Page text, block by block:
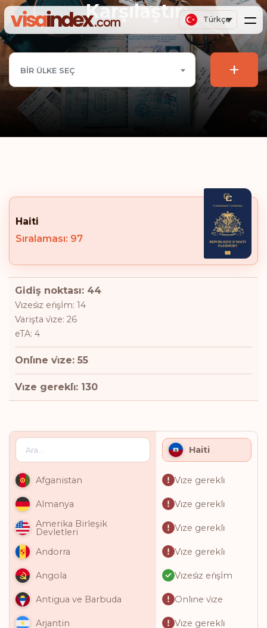
Türkçe
Karşılaştır
BIR ÜLKE SEÇ +
Haiti
Sıralaması: 97
Gidiş noktası: 44
Vi̇zesi̇z eri̇şİm: 14
Varişta vi̇ze: 26
eTA: 4
Onli̇ne vi̇ze: 55
Vi̇ze gerekli̇: 130
Haiti
Afganistan Vi̇ze gerekli̇
Almanya
Vi̇ze gerekli̇
Amerika Birleşik
Devletleri Vi̇ze gerekli̇
Andorra Vi̇ze gerekli̇
Angola Vi̇zesi̇z eri̇şİm
Antigua ve Barbuda Onli̇ne vi̇ze
Arjantin Vi̇ze gerekli̇